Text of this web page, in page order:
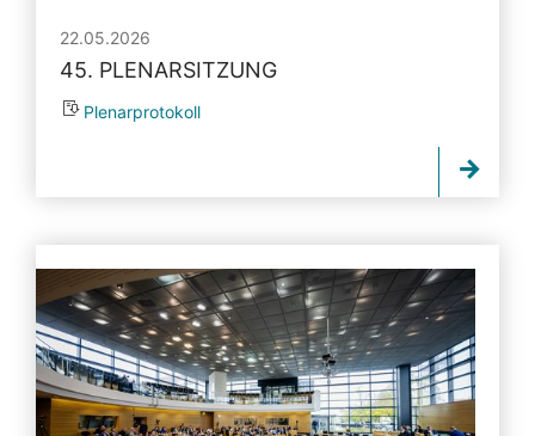
22.05.2026
45. PLENARSITZUNG
Plenarprotokoll